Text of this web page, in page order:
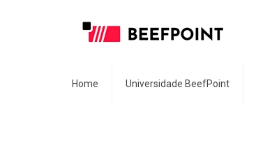
Home Universidade BeefPoint